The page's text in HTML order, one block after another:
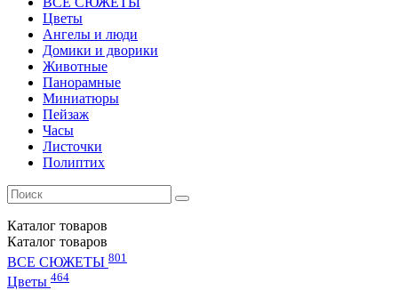
Цветы
Ангелы и люди
Домики и дворики
Животные
Панорамные
Миниатюры
Пейзаж
Часы
Листочки
Полиптих
Каталог товаров
Каталог товаров
ВСЕ СЮЖЕТЫ 801
Цветы 464